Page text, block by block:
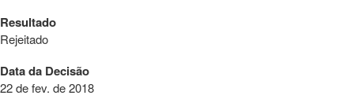
Resultado
Rejeitado
Data da Decisão
22 de fev. de 2018